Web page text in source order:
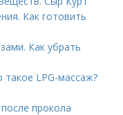
Как готовить
Как убрать
LPG-массаж?
прокола